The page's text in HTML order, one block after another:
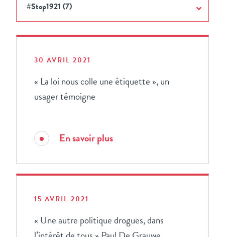
#Stop1921 (7)
Tout(26)
Drugs and the City
Webinaires(2)
Paroles de jeunes(6)
30 AVRIL 2021
« La loi nous colle une étiquette », un
usager témoigne
En savoir plus
15 AVRIL 2021
« Une autre politique drogues, dans